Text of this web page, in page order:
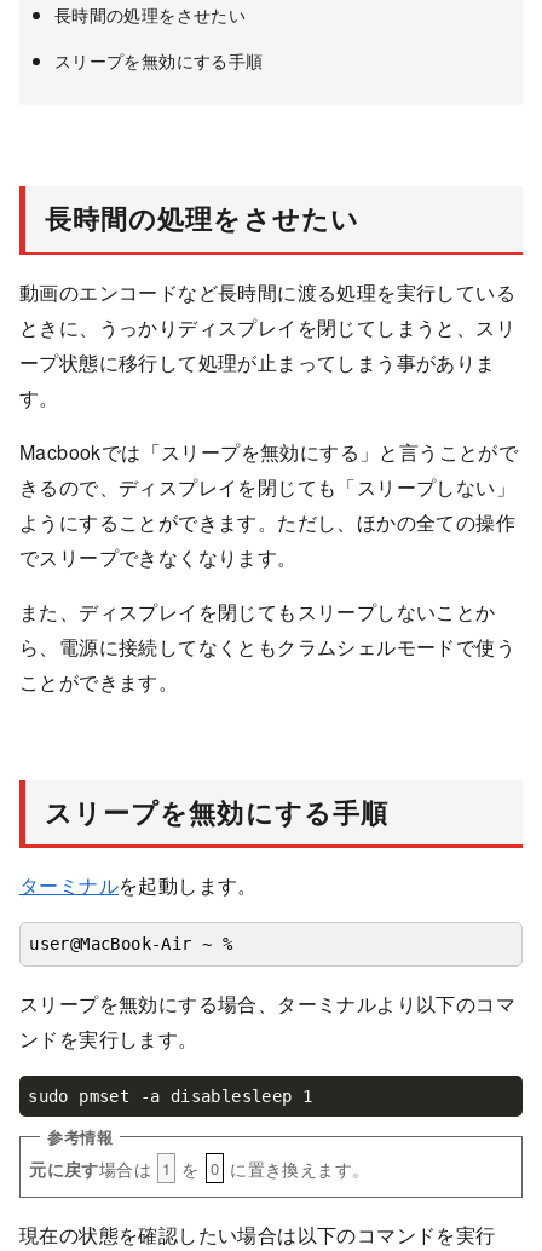
長時間の処理をさせたい
スリープを無効にする手順
長時間の処理をさせたい
動画のエンコードなど長時間に渡る処理を実行している
ときに、うっかりディスプレイを閉じてしまうと、スリ
ープ状態に移行して処理が止まってしまう事がありま
す。
Macbookでは「スリープを無効にする」と言うことがで
きるので、ディスプレイを閉じても「スリープしない」
ようにすることができます。ただし、ほかの全ての操作
でスリープできなくなります。
また、ディスプレイを閉じてもスリープしないことか
ら、電源に接続してなくともクラムシェルモードで使う
ことができます。
スリープを無効にする手順
ターミナルを起動します。
user@MacBook-Air ~ %
スリープを無効にする場合、ターミナルより以下のコマ
ンドを実行します。
sudo pmset -a disablesleep 1
元に戻す場合は 1 を 0 に置き換えます。
現在の状態を確認したい場合は以下のコマンドを実行